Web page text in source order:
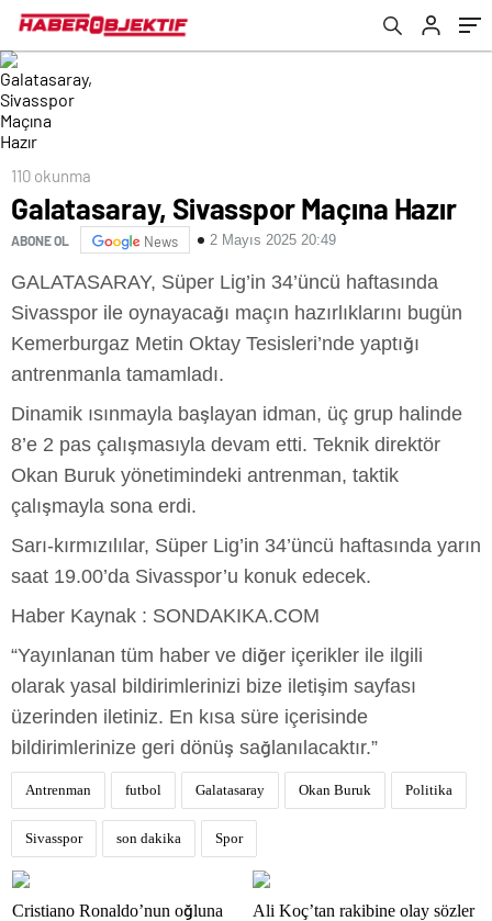
110 okunma
Galatasaray, Sivasspor Maçına Hazır
ABONE OL News 2 Mayıs 2025 20:49
GALATASARAY, Süper Lig’in 34’üncü haftasında
Sivasspor ile oynayacağı maçın hazırlıklarını bugün
Kemerburgaz Metin Oktay Tesisleri’nde yaptığı
antrenmanla tamamladı.
Dinamik ısınmayla başlayan idman, üç grup halinde
8’e 2 pas çalışmasıyla devam etti. Teknik direktör
Okan Buruk yönetimindeki antrenman, taktik
çalışmayla sona erdi.
Sarı-kırmızılılar, Süper Lig’in 34’üncü haftasında yarın
saat 19.00’da Sivasspor’u konuk edecek.
Haber Kaynak : SONDAKIKA.COM
“Yayınlanan tüm haber ve diğer içerikler ile ilgili
olarak yasal bildirimlerinizi bize iletişim sayfası
üzerinden iletiniz. En kısa süre içerisinde
bildirimlerinize geri dönüş sağlanılacaktır.”
Antrenman futbol Galatasaray Okan Buruk Politika
Sivasspor son dakika Spor
Cristiano Ronaldo’nun oğluna
Ali Koç’tan rakibine olay sözler